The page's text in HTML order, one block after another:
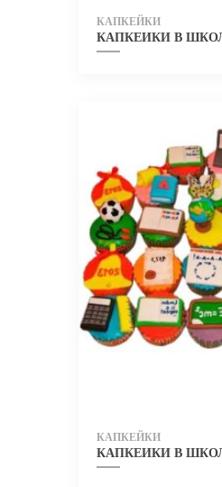
КАПКЕЙКИ
КАПКЕЙКИ В
КАПКЕЙКИ
КАПКЕЙКИ В